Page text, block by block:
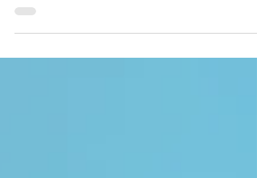
die je kunnen helpen om beter met stress